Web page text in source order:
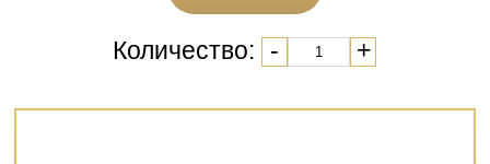
Количество: - +